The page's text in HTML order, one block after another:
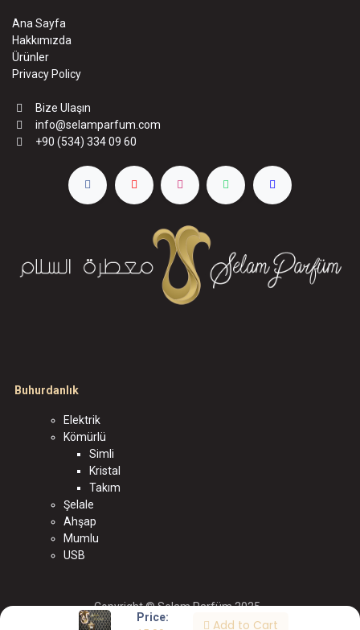
Price:
Add to Cart
Ana Sayfa
Hakkımızda
Ürünler
Privacy Policy
Bize Ulaşın
info@selamparfum.com
+90 (534) 334 09 60
Buhurdanlık
Elektrik
Kömürlü
Simli
Kristal
Takım
Şelale
Ahşap
Mumlu
USB
Copyright © Selam Parfüm 2025
الْعَرَبيّة
English (US) | Türkçe